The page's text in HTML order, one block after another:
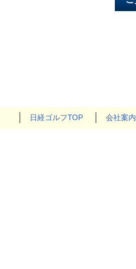
日経ゴルフTOP 会社案内